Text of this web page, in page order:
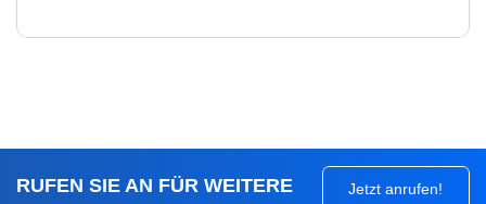
RUFEN SIE AN FÜR WEITERE
Jetzt anrufen!